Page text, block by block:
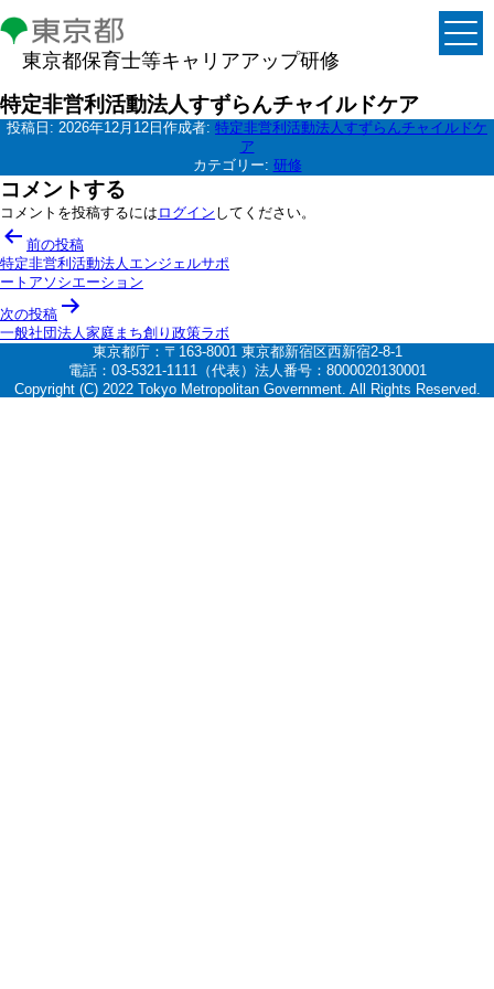
東京都保育士等キャリアアップ研修
特定非営利活動法人すずらんチャイルドケア
投稿日: 2026年12月12日 作成者: 特定非営利活動法人すずらんチャイルドケ
ア
カテゴリー: 研修
コメントする
コメントを投稿するには ログイン してください。
投
稿
ナ
ビ
ゲ
ー
前の投稿
特定非営利活動法人エンジェルサポ
ートアソシエーション
次の投稿
一般社団法人家庭まち創り政策ラボ
東京都庁：〒163-8001 東京都新宿区西新宿2-8-1
電話：03-5321-1111（代表）法人番号：8000020130001
Copyright (C) 2022 Tokyo Metropolitan Government. All Rights Reserved.